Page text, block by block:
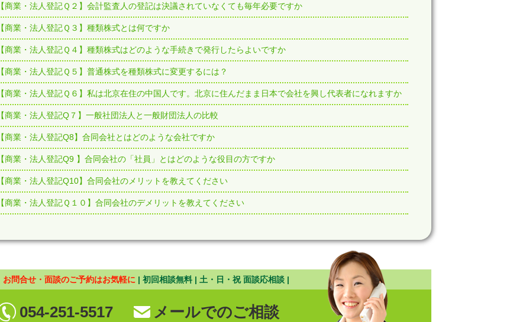
【商業・法人登記Ｑ２】会計監査人の登記は決議されていなくても毎年必要ですか
【商業・法人登記Ｑ３】種類株式とは何ですか
【商業・法人登記Ｑ４】種類株式はどのような手続きで発行したらよいですか
【商業・法人登記Ｑ５】普通株式を種類株式に変更するには？
【商業・法人登記Ｑ６】私は北京在住の中国人です。北京に住んだまま日本で会社を興し代表者になれますか
【商業・法人登記Q７】一般社団法人と一般財団法人の比較
【商業・法人登記Q8】合同会社とはどのような会社ですか
【商業・法人登記Q9 】合同会社の「社員」とはどのような役目の方ですか
【商業・法人登記Q10】合同会社のメリットを教えてください
【商業・法人登記Ｑ１０】合同会社のデメリットを教えてください
お問合せ・面談のご予約はお気軽に | 初回相談無料 | 土・日・祝 面談応相談 |
054-251-5517 メールでのご相談